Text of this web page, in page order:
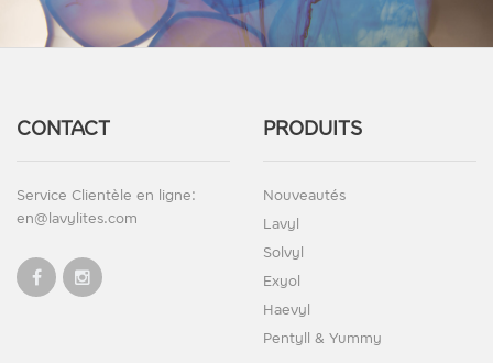
CONTACT
Service Clientèle en ligne:
en@lavylites.com
PRODUITS
Nouveautés
Lavyl
Solvyl
Exyol
Haevyl
Pentyll & Yummy